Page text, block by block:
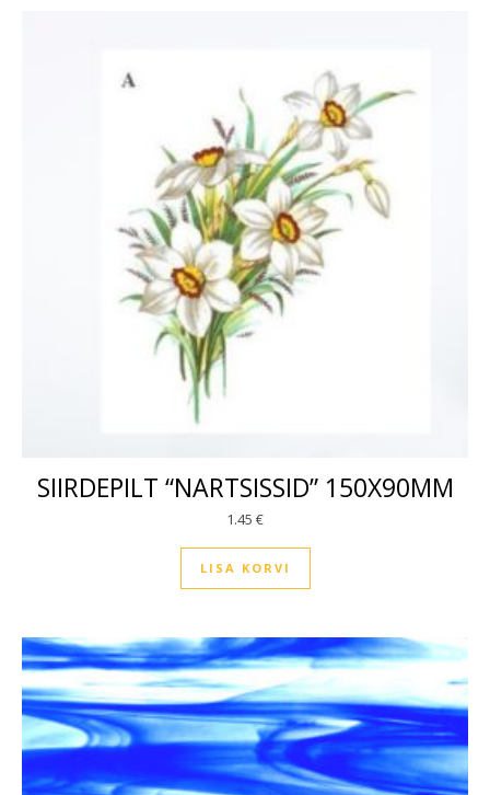
SIIRDEPILT “NARTSISSID” 150X90MM
1.45 €
LISA KORVI